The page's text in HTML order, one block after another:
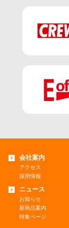
会社案内
アクセス
採用情報
ニュース
お知らせ
新商品案内
特集ページ